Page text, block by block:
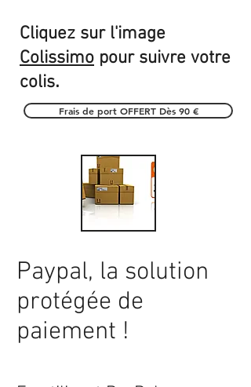
Cliquez sur l'image
Colissimo pour suivre votre
colis.
Frais de port OFFERT Dès 90 €
Paypal, la solution
protégée de
paiement !